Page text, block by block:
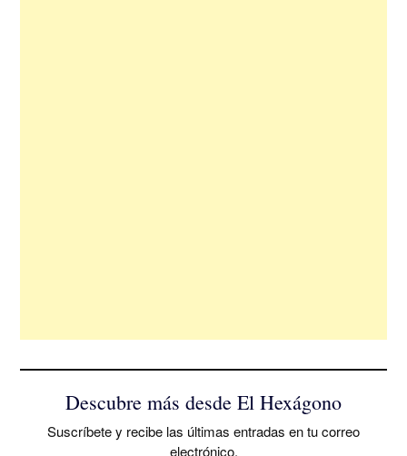
Descubre más desde El Hexágono
Suscríbete y recibe las últimas entradas en tu correo
electrónico.